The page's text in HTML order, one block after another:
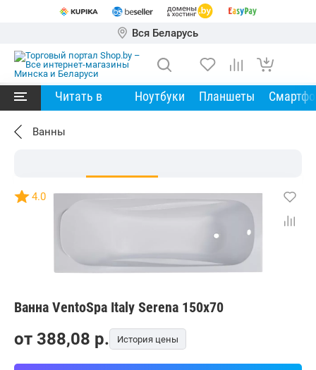
Вся Беларусь
Читать в Ноутбуки Планшеты
Ванны
Ванна VentoSpa Italy Serena 150х70
4.0
от 388,08 p. История цены